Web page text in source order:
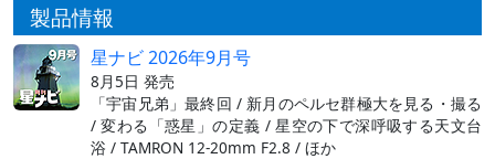
製品情報
星ナビ 2026年9月号
8月5日 発売
「宇宙兄弟」最終回 / 新月のペルセ群極大を見る・撮る
/ 変わる「惑星」の定義 / 星空の下で深呼吸する天文台
浴 / TAMRON 12-20mm F2.8 / ほか